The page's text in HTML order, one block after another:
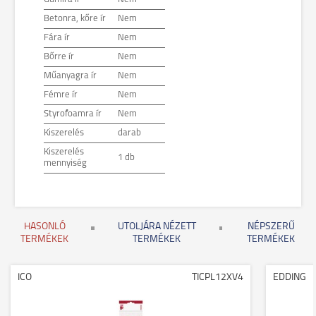
Betonra, kőre ír Nem
Fára ír Nem
Bőrre ír Nem
Műanyagra ír Nem
Fémre ír Nem
Styrofoamra ír Nem
Kiszerelés darab
Kiszerelés
mennyiség
1 db
HASONLÓ
TERMÉKEK
UTOLJÁRA NÉZETT
TERMÉKEK
NÉPSZERŰ
TERMÉKEK
ICO TICPL12XV4 EDDING